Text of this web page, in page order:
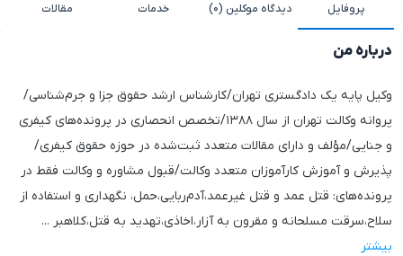
پروفایل دیدگاه موکلین (۰) خدمات مقالات
درباره من
وکیل پایه یک دادگستری تهران/کارشناس ارشد حقوق جزا و جرم‌شناسی/
پروانه وکالت تهران از سال ۱۳۸۸/تخصص انحصاری در پرونده‌های کیفری
و جنایی/مؤلف و دارای مقالات متعدد ثبت‌شده در حوزه حقوق کیفری/
پذیرش و آموزش کارآموزان متعدد وکالت/قبول مشاوره و وکالت فقط در
پرونده‌های: قتل عمد و قتل غیرعمد،آدم‌ربایی،حمل، نگهداری و استفاده از
سلاح،سرقت مسلحانه و مقرون به آزار،اخاذی،تهدید به قتل،کلاهبر ...
بیشتر